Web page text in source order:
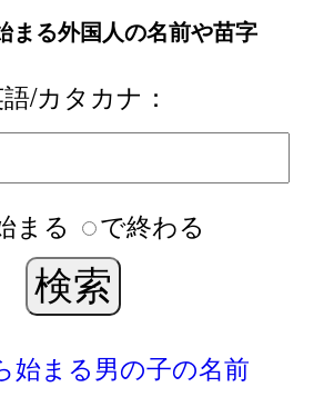
まる外国人の名前や苗字
/カタカナ：
まる で終わる
始まる男の子の名前